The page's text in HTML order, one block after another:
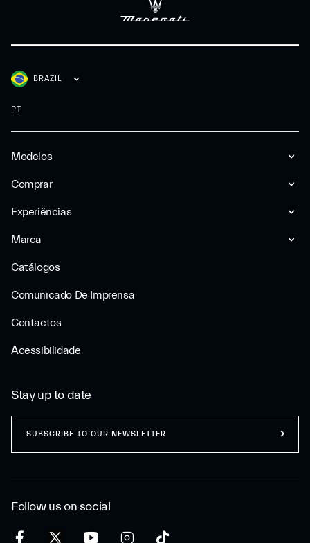
Modelos
Comprar
Experiências
Marca
Catálogos
Comunicado De Imprensa
Contactos
Acessibilidade
BRAZIL
PT
Follow us on social
Stay up to date
SUBSCRIBE TO OUR NEWSLETTER